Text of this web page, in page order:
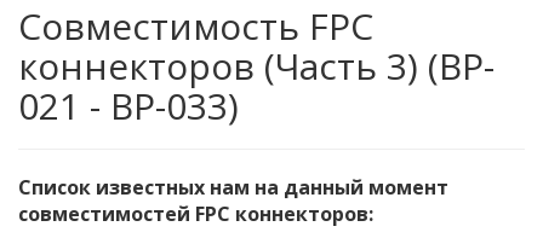
Совместимость FPC
коннекторов (Часть 3) (BP-
021 - BP-033)
Список известных нам на данный момент
совместимостей FPC коннекторов: